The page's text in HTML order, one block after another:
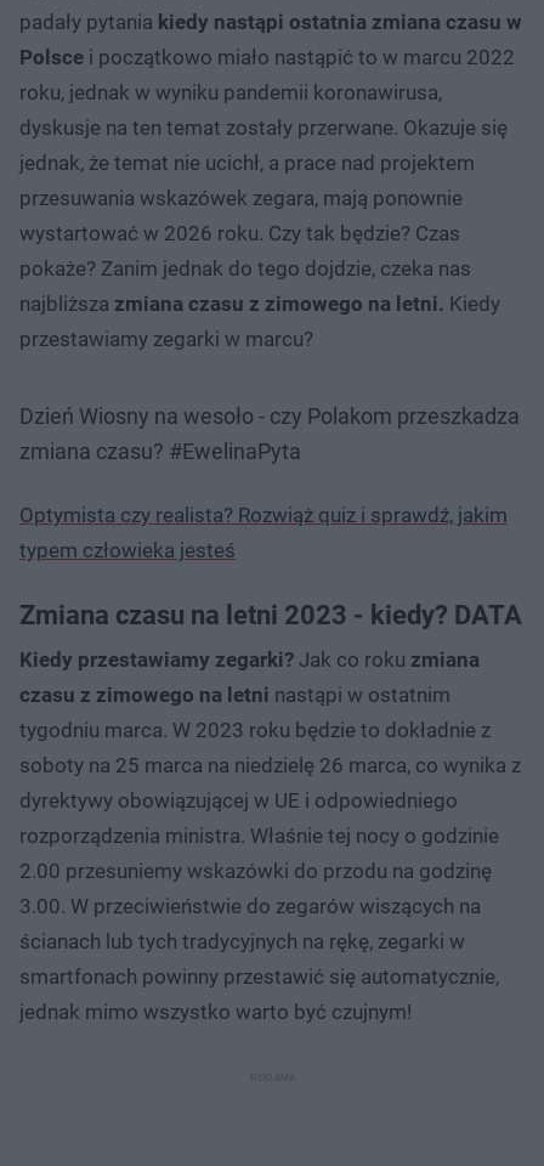
padały pytania kiedy nastąpi ostatnia zmiana czasu w
Polsce i początkowo miało nastąpić to w marcu 2022
roku, jednak w wyniku pandemii koronawirusa,
dyskusje na ten temat zostały przerwane. Okazuje się
jednak, że temat nie ucichł, a prace nad projektem
przesuwania wskazówek zegara, mają ponownie
wystartować w 2026 roku. Czy tak będzie? Czas
pokaże? Zanim jednak do tego dojdzie, czeka nas
najbliższa zmiana czasu z zimowego na letni. Kiedy
przestawiamy zegarki w marcu?
Dzień Wiosny na wesoło - czy Polakom przeszkadza
zmiana czasu? #EwelinaPyta
Optymista czy realista? Rozwiąż quiz i sprawdź, jakim
typem człowieka jesteś
Zmiana czasu na letni 2023 - kiedy? DATA
Kiedy przestawiamy zegarki? Jak co roku zmiana
czasu z zimowego na letni nastąpi w ostatnim
tygodniu marca. W 2023 roku będzie to dokładnie z
soboty na 25 marca na niedzielę 26 marca, co wynika z
dyrektywy obowiązującej w UE i odpowiedniego
rozporządzenia ministra. Właśnie tej nocy o godzinie
2.00 przesuniemy wskazówki do przodu na godzinę
3.00. W przeciwieństwie do zegarów wiszących na
ścianach lub tych tradycyjnych na rękę, zegarki w
smartfonach powinny przestawić się automatycznie,
jednak mimo wszystko warto być czujnym!